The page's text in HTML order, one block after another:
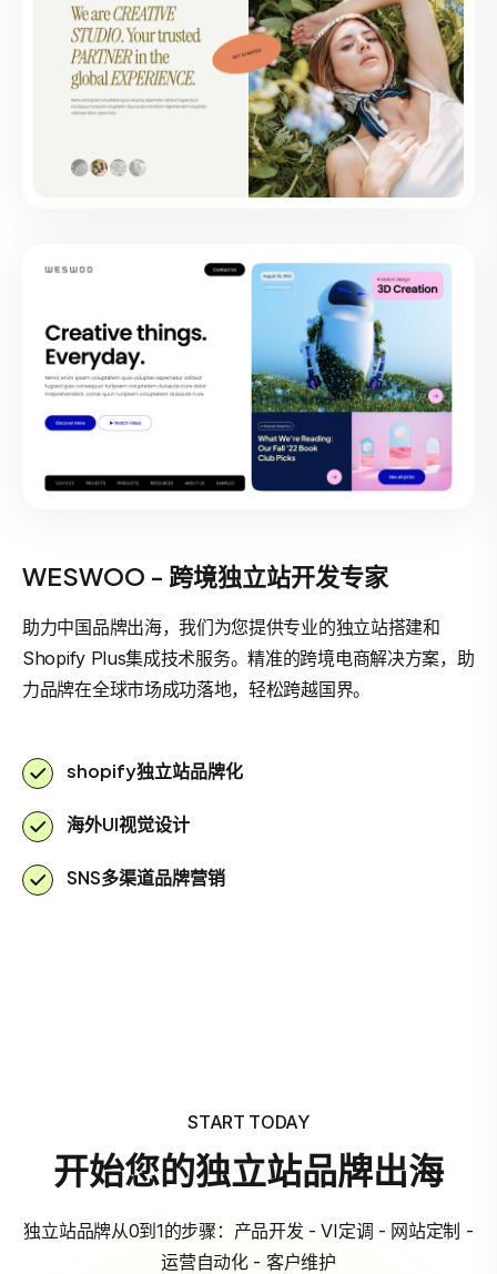
WESWOO - 跨境独立站开发专家
助力中国品牌出海，我们为您提供专业的独立站搭建和
Shopify Plus集成技术服务。精准的跨境电商解决方案，助
力品牌在全球市场成功落地，轻松跨越国界。
shopify独立站品牌化
海外UI视觉设计
SNS多渠道品牌营销
START TODAY
开始您的独立站品牌出海
独立站品牌从0到1的步骤：产品开发 - VI定调 - 网站定制 -
运营自动化 - 客户维护